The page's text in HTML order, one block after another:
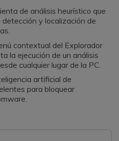
de análisis heurístico que
y localización de
contextual del Explorador
la ejecución de un análisis
cualquier lugar de la PC.
artificial de
para bloquear